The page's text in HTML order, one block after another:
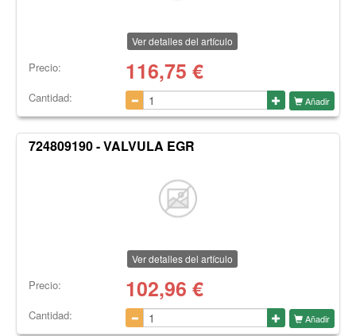
Ver detalles del artículo
Precio: 116,75 €
Cantidad: Añadir
724809190 - VALVULA EGR
Ver detalles del artículo
Precio: 102,96 €
Cantidad: Añadir